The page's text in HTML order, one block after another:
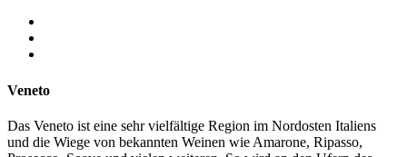
Veneto
Das Veneto ist eine sehr vielfältige Region im Nordosten Italiens
und die Wiege von bekannten Weinen wie Amarone, Ripasso,